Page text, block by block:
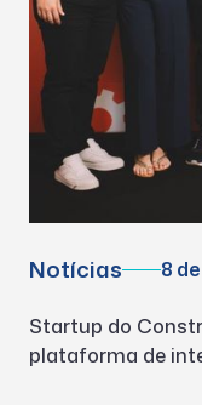
Notícias 8
Startup do
plataforma de